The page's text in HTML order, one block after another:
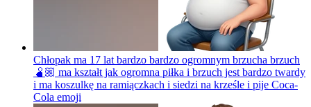
Chłopak ma 17 lat bardzo bardzo ogromnym brzucha brzuch
🫄🏼 ma kształt jak ogromna piłka i brzuch jest bardzo twardy
i ma koszulkę na ramiączkach i siedzi na krześle i pije Coca-
Cola emoji